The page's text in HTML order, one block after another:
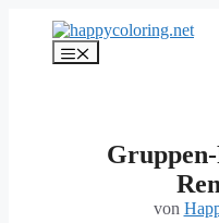
springen
Menü
von